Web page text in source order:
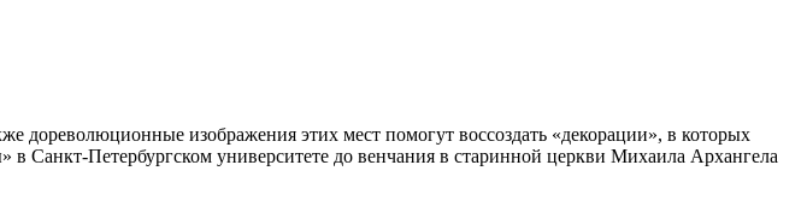
дореволюционные изображения этих мест помогут воссоздать «декорации», в которых
Петербургском университете до венчания в старинной церкви Михаила Архангела